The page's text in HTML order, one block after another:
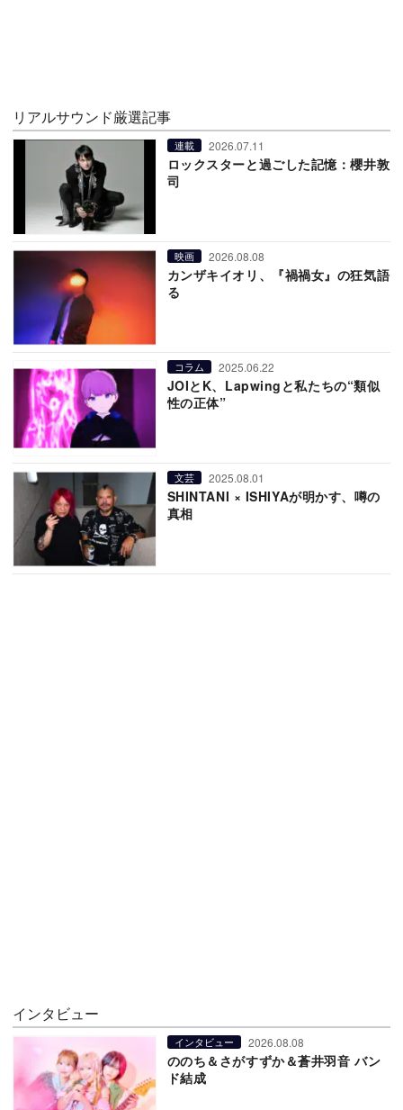
リアルサウンド厳選記事
連載 2026.07.11
ロックスターと過ごした記憶：櫻井敦
司
映画 2026.08.08
カンザキイオリ、『禍禍女』の狂気語
る
コラム 2025.06.22
JOIとK、Lapwingと私たちの“類似
性の正体”
文芸 2025.08.01
SHINTANI × ISHIYAが明かす、噂の
真相
インタビュー
インタビュー 2026.08.08
ののち＆さがすずか＆蒼井羽音 バン
ド結成